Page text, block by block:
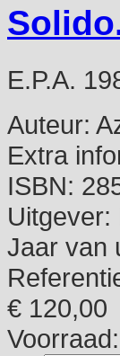
E.P.A.
Auteur:
Extra
ISBN:
Uitgever:
Jaar van
€ 120,00